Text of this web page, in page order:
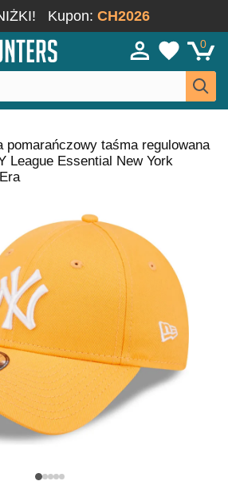
Kupon: CH2026
0
pomarańczowy taśma regulowana
League Essential New York